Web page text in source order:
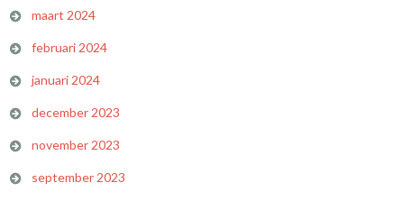
maart 2024
februari 2024
januari 2024
december 2023
november 2023
september 2023